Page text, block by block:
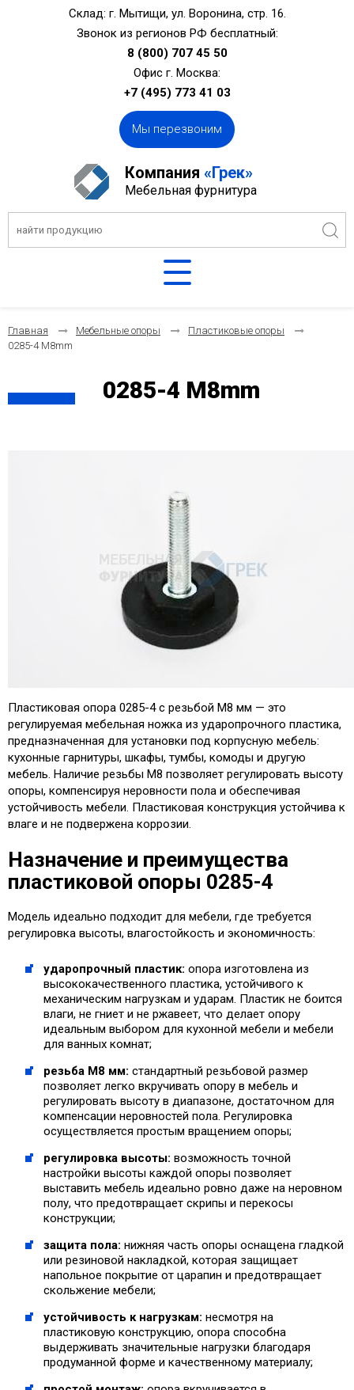
Склад: г. Мытищи, ул. Воронина, стр. 16.
Звонок из регионов РФ бесплатный:
8 (800) 707 45 50
Офис г. Москва:
+7 (495) 773 41 03
Мы перезвоним
Компания «Грек»
Мебельная фурнитура
Главная Мебельные опоры
Пластиковые опоры
0285-4 M8mm
0285-4 M8mm
Пластиковая опора 0285-4 с резьбой M8 мм — это
регулируемая мебельная ножка из ударопрочного пластика,
предназначенная для установки под корпусную мебель:
кухонные гарнитуры, шкафы, тумбы, комоды и другую
мебель. Наличие резьбы М8 позволяет регулировать высоту
опоры, компенсируя неровности пола и обеспечивая
устойчивость мебели. Пластиковая конструкция устойчива к
влаге и не подвержена коррозии.
Назначение и преимущества
пластиковой опоры 0285-4
Модель идеально подходит для мебели, где требуется
регулировка высоты, влагостойкость и экономичность:
ударопрочный пластик: опора изготовлена из
высококачественного пластика, устойчивого к
механическим нагрузкам и ударам. Пластик не боится
влаги, не гниет и не ржавеет, что делает опору
идеальным выбором для кухонной мебели и мебели
для ванных комнат;
резьба М8 мм: стандартный резьбовой размер
позволяет легко вкручивать опору в мебель и
регулировать высоту в диапазоне, достаточном для
компенсации неровностей пола. Регулировка
осуществляется простым вращением опоры;
регулировка высоты: возможность точной
настройки высоты каждой опоры позволяет
выставить мебель идеально ровно даже на неровном
полу, что предотвращает скрипы и перекосы
конструкции;
защита пола: нижняя часть опоры оснащена гладкой
или резиновой накладкой, которая защищает
напольное покрытие от царапин и предотвращает
скольжение мебели;
устойчивость к нагрузкам: несмотря на
пластиковую конструкцию, опора способна
выдерживать значительные нагрузки благодаря
продуманной форме и качественному материалу;